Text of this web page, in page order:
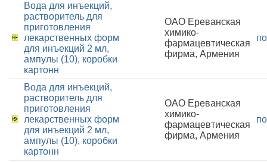
Вода для инъекций,
растворитель для
приготовления
лекарственных форм
для инъекций 2 мл,
ампулы (10), коробки
картонн
ОАО Ереванская
химико-
фармацевтическая
фирма, Армения
Вода для инъекций,
растворитель для
приготовления
лекарственных форм
для инъекций 2 мл,
ампулы (10), коробки
картонн
ОАО Ереванская
химико-
фармацевтическая
фирма, Армения